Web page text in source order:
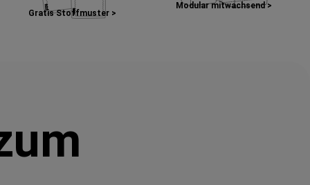
Gratis Stoffmuster >
Modular mitwachsend >